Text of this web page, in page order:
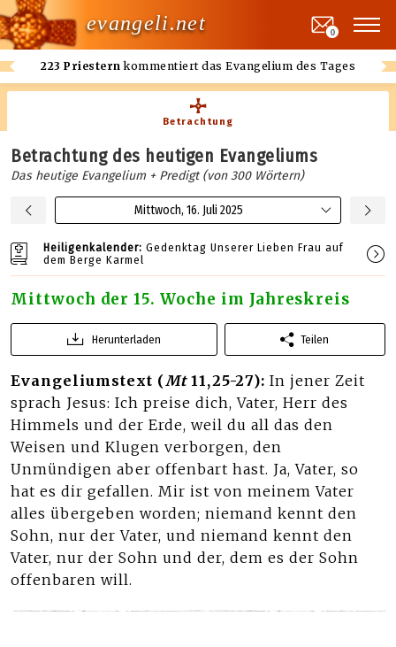
evangeli.net
223 Priestern kommentiert das Evangelium des Tages
0
Betrachtung
Betrachtung des heutigen Evangeliums
Das heutige Evangelium + Predigt (von 300 Wörtern)
Mittwoch, 16. Juli 2025
Heiligenkalender: Gedenktag Unserer Lieben Frau auf
dem Berge Karmel
Mittwoch der 15. Woche im Jahreskreis
Herunterladen Teilen
Evangeliumstext (Mt11,25-27): In jener Zeit
sprach Jesus: Ich preise dich, Vater, Herr des
Himmels und der Erde, weil du all das den
Weisen und Klugen verborgen, den
Unmündigen aber offenbart hast. Ja, Vater, so
hat es dir gefallen. Mir ist von meinem Vater
alles übergeben worden; niemand kennt den
Sohn, nur der Vater, und niemand kennt den
Vater, nur der Sohn und der, dem es der Sohn
offenbaren will.